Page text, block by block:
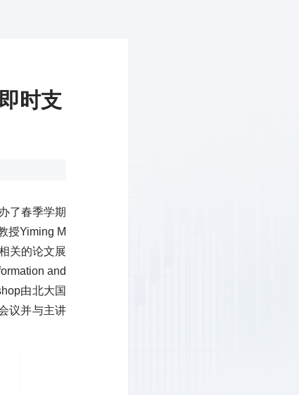
时支
了春季学期
授Yiming M
关的论文展
and
由北大国
议并与主讲